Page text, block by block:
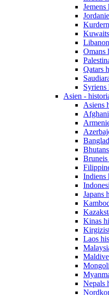
Jemens
Omans
Qatars
Syriens
Asien -
Asiens
Bruneis
Indiens
Japans
Kinas
Laos
Nepals